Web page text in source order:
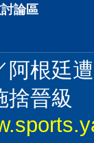
論區
阿根廷
捨晉級